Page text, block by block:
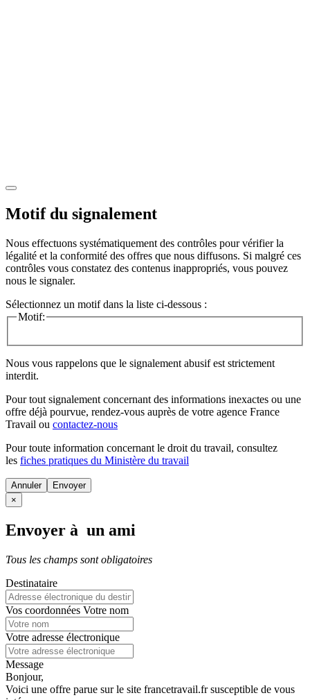
Motif du signalement
Nous effectuons systématiquement des contrôles pour vérifier la
légalité et la conformité des offres que nous diffusons. Si malgré ces
contrôles vous constatez des contenus inappropriés, vous pouvez
nous le signaler.
Sélectionnez un motif dans la liste ci-dessous :
Motif:
Nous vous rappelons que le signalement abusif est strictement
interdit.
Pour tout signalement concernant des informations inexactes ou une
offre déjà pourvue, rendez-vous auprès de votre agence France
Travail ou contactez-nous
Pour toute information concernant le droit du travail, consultez
les fiches pratiques du Ministère du travail
Annuler
×
Envoyer à un ami
Tous les champs sont obligatoires
Destinataire
Vos coordonnées Votre nom
Votre adresse électronique
Message
Bonjour,
Voici une offre parue sur le site francetravail.fr susceptible de vous